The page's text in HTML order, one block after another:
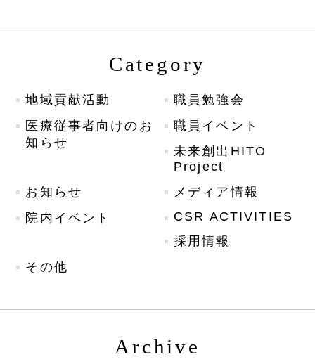
Category
地域貢献活動
職員勉強会
医療従事者向けのお
知らせ
職員イベント
未来創出HITO
Project
お知らせ
メディア情報
院内イベント
CSR ACTIVITIES
採用情報
その他
Archive